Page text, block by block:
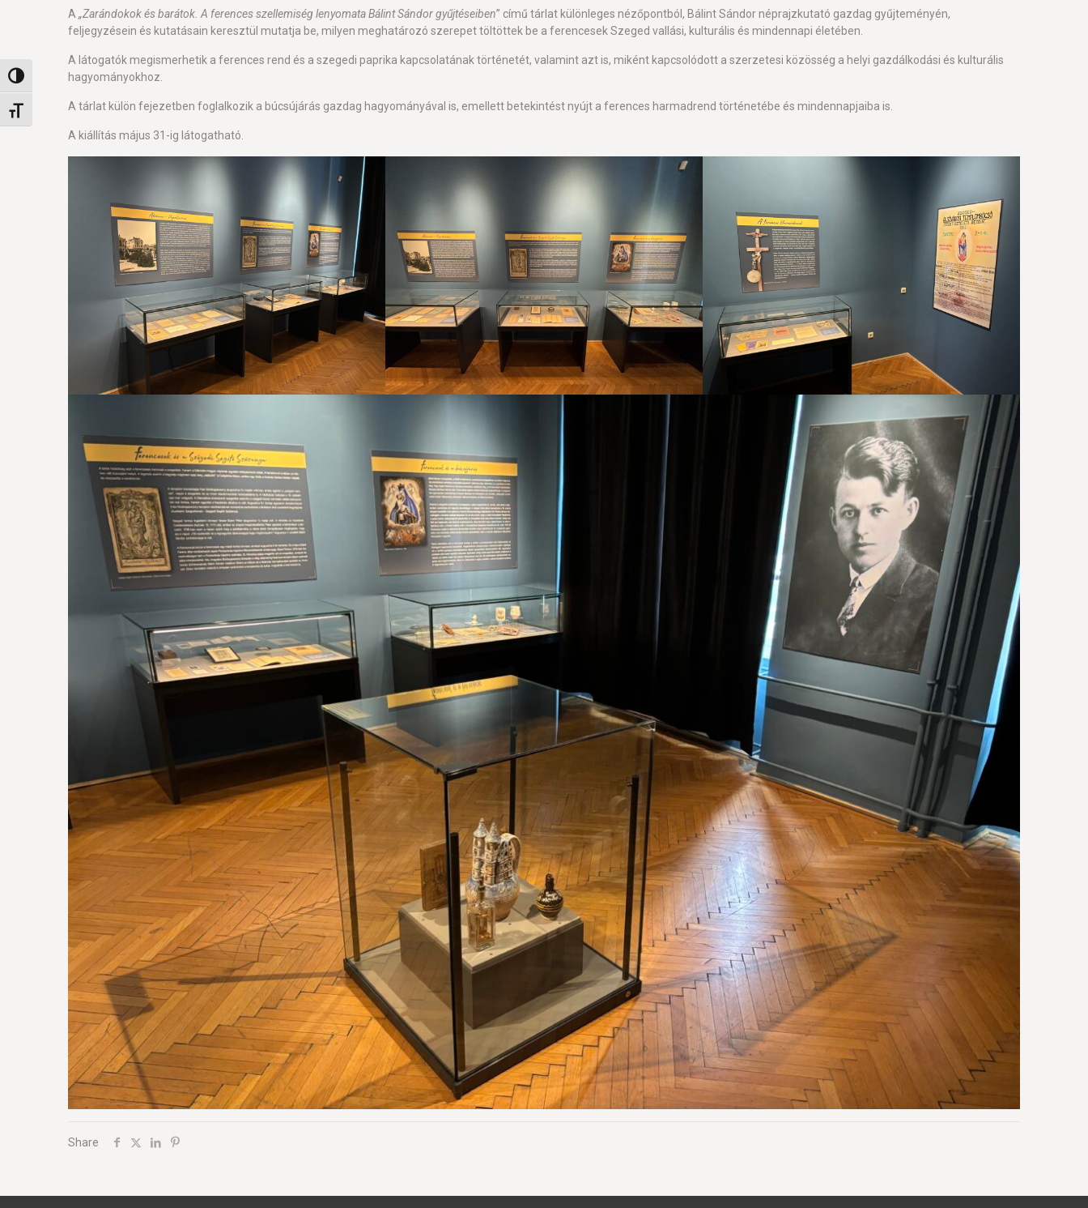
Nagy kontraszt váltása
Betűméret váltása
A„Zarándokok és barátok. A ferences szellemiség lenyomata Bálint Sándor gyűjtéseiben” című tárlat különleges nézőpontból, Bálint Sándor néprajzkutató gazdag gyűjteményén,
feljegyzésein és kutatásain keresztül mutatja be, milyen meghatározó szerepet töltöttek be a ferencesek Szeged vallási, kulturális és mindennapi életében.
A látogatók megismerhetik a ferences rend és a szegedi paprika kapcsolatának történetét, valamint azt is, miként kapcsolódott a szerzetesi közösség a helyi gazdálkodási és kulturális
hagyományokhoz.
A tárlat külön fejezetben foglalkozik a búcsújárás gazdag hagyományával is, emellett betekintést nyújt a ferences harmadrend történetébe és mindennapjaiba is.
A kiállítás május 31-ig látogatható.
Share